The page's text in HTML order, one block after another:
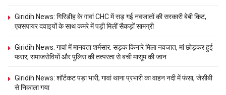
Giridih News: गिरिडीह के गावां CHC में सड़ गई नवजातों की सरकारी बेबी किट,
एक्सपायर दवाइयों के साथ कमरे में पड़ी मिलीं सैकड़ों सामग्री
Giridih News: गावां में मानवता शर्मसार: सड़क किनारे मिला नवजात, मां छोड़कर हुई
फरार; समाजसेवियों और पुलिस की तत्परता से बची मासूम की जान
Giridih News: शॉर्टकट पड़ा भारी, गावां थाना प्रभारी का वाहन नदी में फंसा, जेसीबी
से निकाला गया